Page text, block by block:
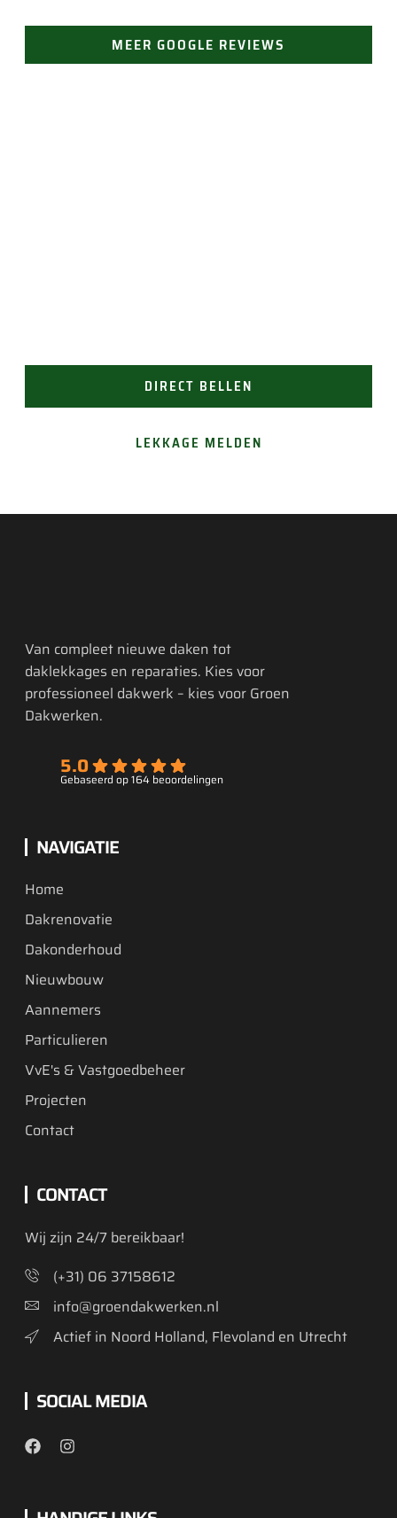
Omdat een
definitieve reparatie
vak en werkt snel &
zorgvuldig. Echt
MEER GOOGLE REVIEWS
DIRECT BELLEN
LEKKAGE MELDEN
Van compleet nieuwe daken tot
daklekkages en reparaties. Kies voor
professioneel dakwerk – kies voor Groen
Dakwerken.
5.0
Gebaseerd op 164 beoordelingen
NAVIGATIE
Home
Dakrenovatie
Dakonderhoud
Nieuwbouw
Aannemers
Particulieren
VvE's & Vastgoedbeheer
Projecten
Contact
CONTACT
Wij zijn 24/7 bereikbaar!
(+31) 06 37158612
info@groendakwerken.nl
Actief in Noord Holland, Flevoland en Utrecht
SOCIAL MEDIA